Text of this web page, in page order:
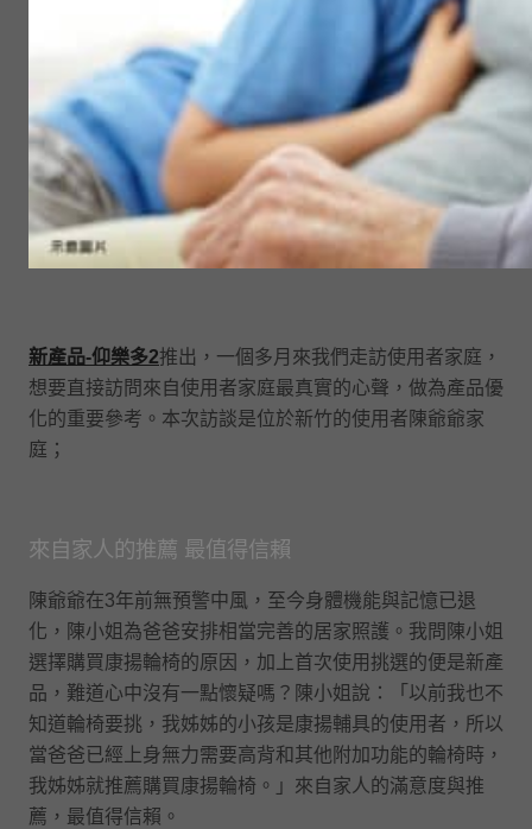
新產品-仰樂多2推出，一個多月來我們走訪使用者家庭，
想要直接訪問來自使用者家庭最真實的心聲，做為產品優
化的重要參考。本次訪談是位於新竹的使用者陳爺爺家
庭；
來自家人的推薦 最值得信賴
陳爺爺在3年前無預警中風，至今身體機能與記憶已退
化，陳小姐為爸爸安排相當完善的居家照護。我問陳小姐
選擇購買康揚輪椅的原因，加上首次使用挑選的便是新產
品，難道心中沒有一點懷疑嗎？陳小姐說：「以前我也不
知道輪椅要挑，我姊姊的小孩是康揚輔具的使用者，所以
當爸爸已經上身無力需要高背和其他附加功能的輪椅時，
我姊姊就推薦購買康揚輪椅。」來自家人的滿意度與推
薦，最值得信賴。